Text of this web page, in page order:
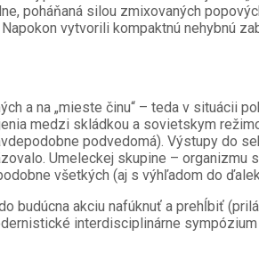
poháňaná silou zmixovaných
vytvorili kompaktnú nehybnú
a na „mieste činu“ – teda v situácii
medzi skládkou a sovietskym
podvedomá). Výstupy do
Umeleckej skupine –
všetkých (aj s výhľadom do
akciu nafúknuť a prehĺbiť
interdisciplinárne